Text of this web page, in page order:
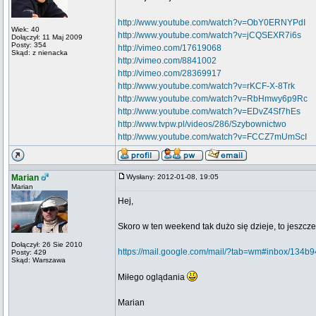
Wiek: 40
Dołączył: 11 Maj 2009
Posty: 354
Skąd: z nienacka
http://www.youtube.com/watch?v=ObY0ERNYPdI
http://www.youtube.com/watch?v=jCQSEXR7i6s
http://vimeo.com/17619068
http://vimeo.com/8841002
http://vimeo.com/28369917
http://www.youtube.com/watch?v=rKCF-X-8Trk
http://www.youtube.com/watch?v=RbHmwy6p9Rc
http://www.youtube.com/watch?v=EDvZ4Sf7hEs
http://www.tvpw.pl/videos/286/Szybownictwo
http://www.youtube.com/watch?v=FCCZ7mUmScI
Marian
Marian
Dołączył: 26 Sie 2010
Posty: 429
Skąd: Warszawa
Wysłany: 2012-01-08, 19:05
Hej,
Skoro w ten weekend tak dużo się dzieje, to
https://mail.google.com/mail/?tab=wm#inbox/
Miłego oglądania
Marian